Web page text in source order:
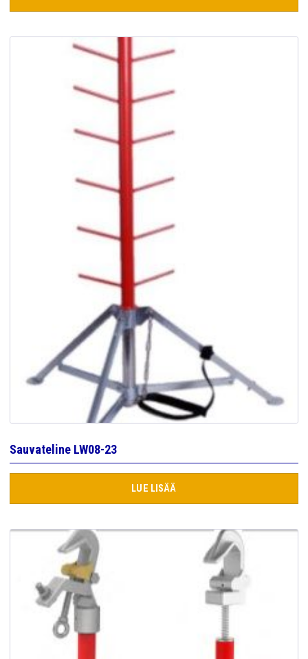
Sauvateline LW08-23
LUE LISÄÄ